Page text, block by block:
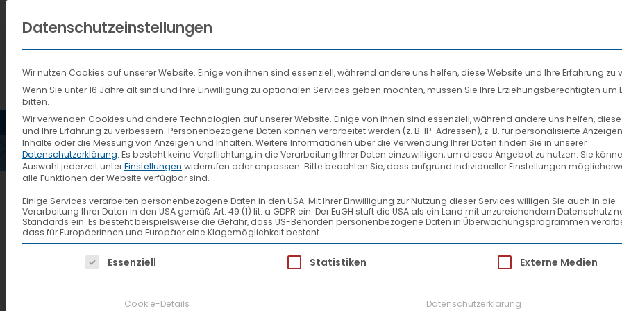
HOME AKTUELLES VTL DIENSTLEISTUNGEN SYSTEMPARTNER
AKTUELLES
Neuer Partner in der Region Siegen
VTL Vernetzte-Transport-Logistik GmbH freut sich über einen neuen Partner in
konnte KSW Kreisbahn Siegen-Wittgenstein GmbH (KSW) als zuverlässiger
Datenschutzeinstellungen
Wir nutzen Cookies auf unserer Website. Einige von ihnen sind essenziell, während andere uns helfen, diese Website und Ihre Erfahrung zu
Wenn Sie unter 16 Jahre alt sind und Ihre Einwilligung zu optionalen Services geben möchten, müssen Sie Ihre Erziehungsberechtigten um
bitten.
Wir verwenden Cookies und andere Technologien auf unserer Website. Einige von ihnen sind essenziell, während andere uns helfen,
und Ihre Erfahrung zu verbessern. Personenbezogene Daten können verarbeitet werden (z. B. IP-Adressen), z. B. für personalisierte
Inhalte oder die Messung von Anzeigen und Inhalten. Weitere Informationen über die Verwendung Ihrer Daten finden Sie in unserer
Datenschutzerklärung. Es besteht keine Verpflichtung, in die Verarbeitung Ihrer Daten einzuwilligen, um dieses Angebot zu nutzen. Sie
Auswahl jederzeit unterEinstellungen widerrufen oder anpassen. Bitte beachten Sie, dass aufgrund individueller Einstellungen
alle Funktionen der Website verfügbar sind.
Einige Services verarbeiten personenbezogene Daten in den USA. Mit Ihrer Einwilligung zur Nutzung dieser Services willigen Sie auch in die
Verarbeitung Ihrer Daten in den USA gemäß Art. 49 (1) lit. a GDPR ein. Der EuGH stuft die USA als ein Land mit unzureichendem Datenschutz
Standards ein. Es besteht beispielsweise die Gefahr, dass US-Behörden personenbezogene Daten in Überwachungsprogrammen
dass für Europäerinnen und Europäer eine Klagemöglichkeit besteht.
Es folgt eine Liste der Service-Gruppen, für die eine Einwilligung erteilt werden
Essenziell Statistiken Externe Medien
Cookie-Details Datenschutzerklärung